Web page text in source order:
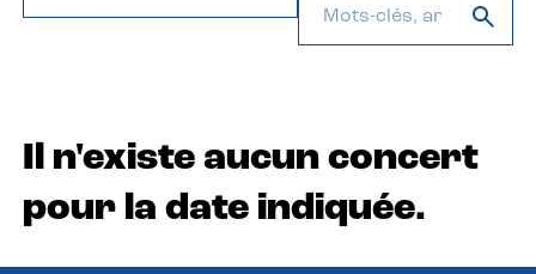
Il n'existe aucun concert
pour la date indiquée.